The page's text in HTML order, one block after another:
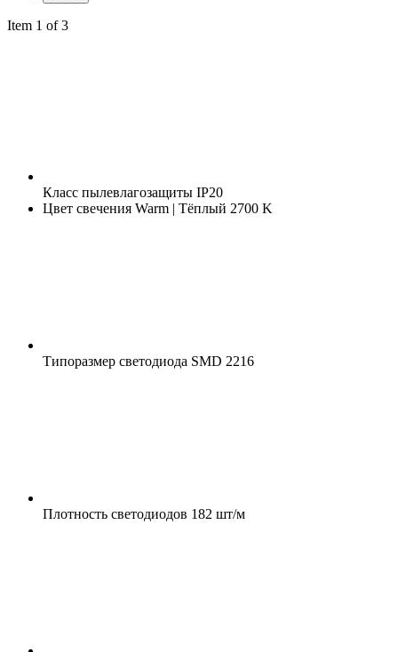
Item 1 of 3
Класс пылевлагозащиты IP20
Цвет свечения Warm | Тёплый 2700 K
Типоразмер светодиода SMD 2216
Плотность светодиодов 182 шт/м